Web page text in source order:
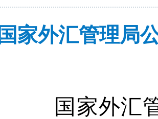
国家外汇管理局
国家外汇